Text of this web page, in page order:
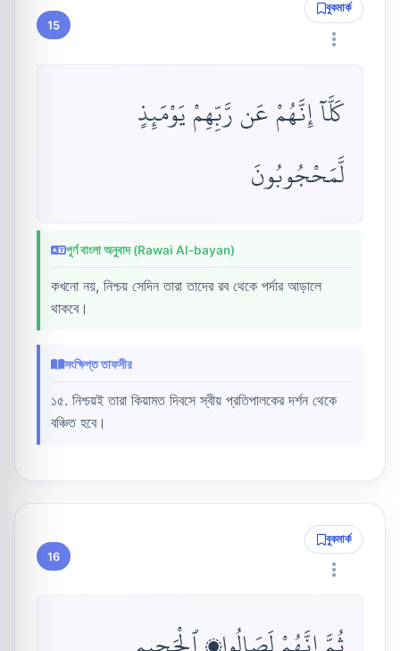
15
বুকমার্ক
كَلَّآ إِنَّهُمْ عَن رَّبِّهِمْ يَوْمَئِذٍ
لَّمَحْجُوبُونَ
পূর্ণ বাংলা অনুবাদ (Rawai Al-bayan)
কখনো নয়, নিশ্চয় সেদিন তারা তাদের রব থেকে পর্দার আড়ালে
থাকবে।
সংক্ষিপ্ত তাফসীর
১৫. নিশ্চয়ই তারা কিয়ামত দিবসে স্বীয় প্রতিপালকের দর্শন থেকে
বঞ্চিত হবে।
16
বুকমার্ক